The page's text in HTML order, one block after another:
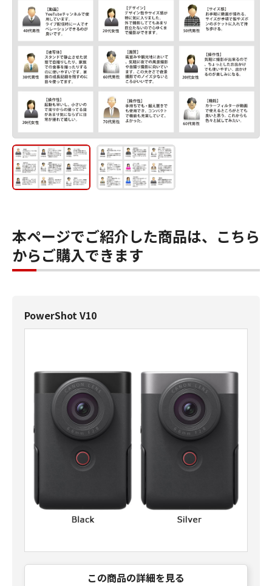
本ページでご紹介した商品は、こちら
からご購入できます
PowerShot V10
この商品の詳細を見る